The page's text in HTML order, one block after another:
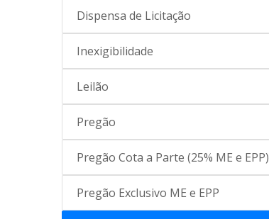
Dispensa de Licitação
Inexigibilidade
Leilão
Pregão
Pregão Cota a Parte (25% ME e EPP)
Pregão Exclusivo ME e EPP